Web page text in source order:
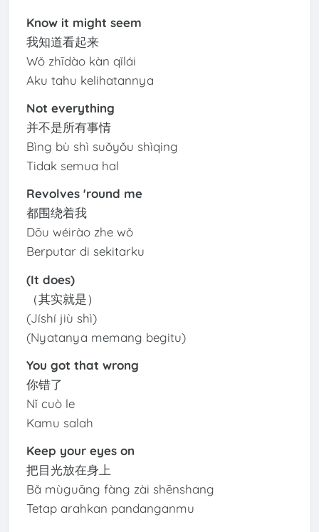
Know it might seem
我知道看起来
Wǒ zhīdào kàn qǐlái
Aku tahu kelihatannya
Not everything
并不是所有事情
Bìng bù shì suǒyǒu shìqing
Tidak semua hal
Revolves 'round me
都围绕着我
Dōu wéirào zhe wǒ
Berputar di sekitarku
(It does)
（其实就是）
(Jíshí jiù shì)
(Nyatanya memang begitu)
You got that wrong
你错了
Nǐ cuò le
Kamu salah
Keep your eyes on
把目光放在身上
Bǎ mùguāng fàng zài shēnshang
Tetap arahkan pandanganmu